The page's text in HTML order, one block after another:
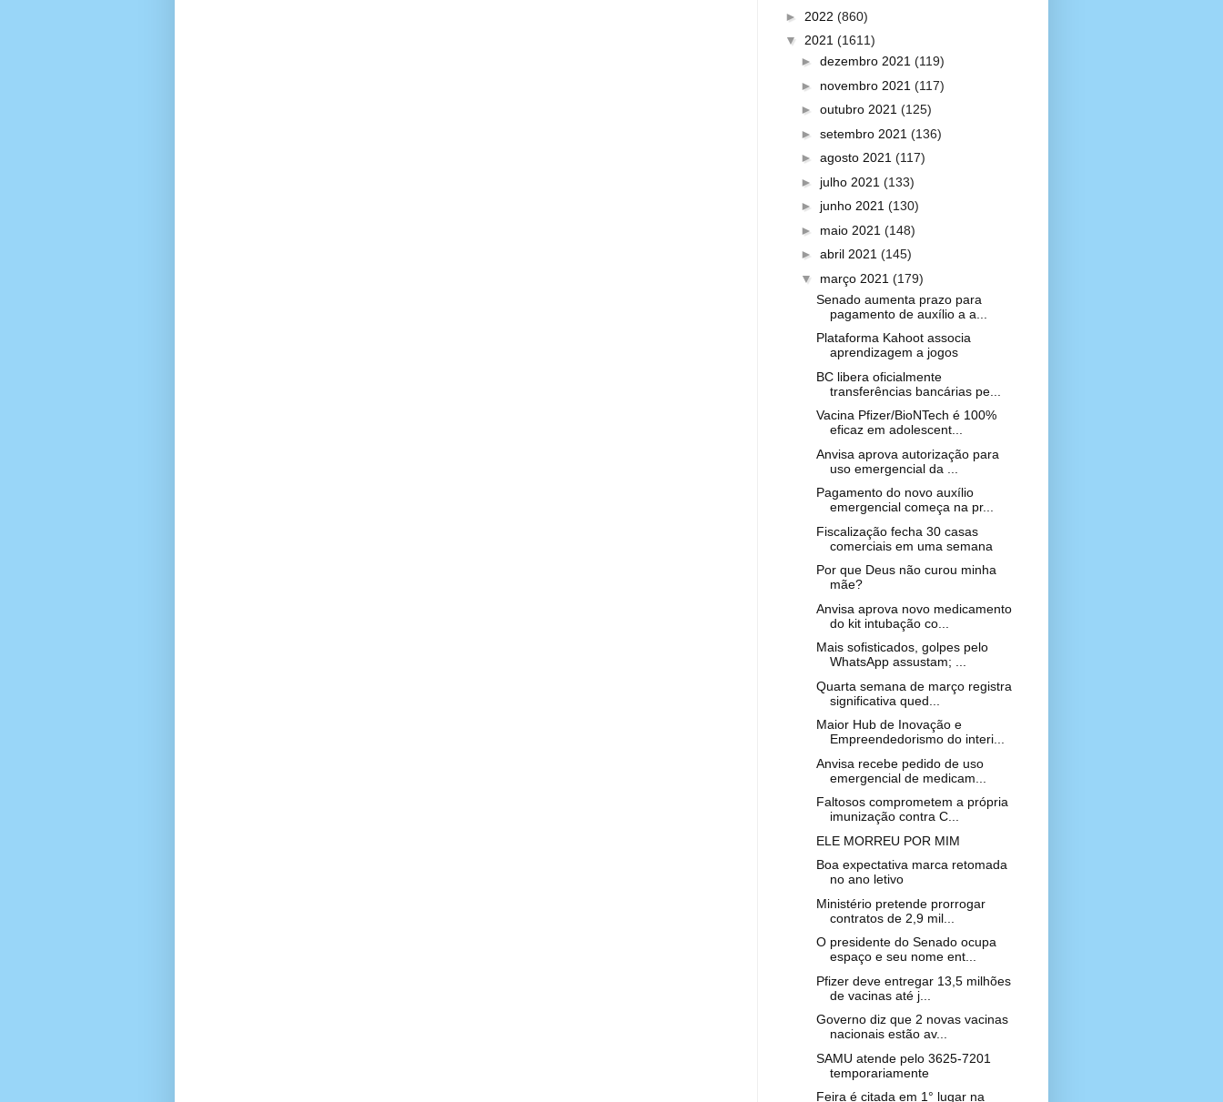
► 2022 (860)
▼ 2021 (1611)
► dezembro 2021 (119)
► novembro 2021 (117)
► outubro 2021 (125)
► setembro 2021 (136)
► agosto 2021 (117)
► julho 2021 (133)
► junho 2021 (130)
► maio 2021 (148)
► abril 2021 (145)
▼ março 2021 (179)
Senado aumenta prazo para
pagamento de auxílio a a...
Plataforma Kahoot associa
aprendizagem a jogos
BC libera oficialmente
transferências bancárias pe...
Vacina Pfizer/BioNTech é 100%
eficaz em adolescent...
Anvisa aprova autorização para
uso emergencial da ...
Pagamento do novo auxílio
emergencial começa na pr...
Fiscalização fecha 30 casas
comerciais em uma semana
Por que Deus não curou minha
mãe?
Anvisa aprova novo medicamento
do kit intubação co...
Mais sofisticados, golpes pelo
WhatsApp assustam; ...
Quarta semana de março registra
significativa qued...
Maior Hub de Inovação e
Empreendedorismo do interi...
Anvisa recebe pedido de uso
emergencial de medicam...
Faltosos comprometem a própria
imunização contra C...
ELE MORREU POR MIM
Boa expectativa marca retomada
no ano letivo
Ministério pretende prorrogar
contratos de 2,9 mil...
O presidente do Senado ocupa
espaço e seu nome ent...
Pfizer deve entregar 13,5 milhões
de vacinas até j...
Governo diz que 2 novas vacinas
nacionais estão av...
SAMU atende pelo 3625-7201
temporariamente
Feira é citada em 1° lugar na